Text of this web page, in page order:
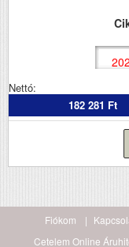
Nettó:
182 281 Ft
Fiókom
Cetelem Online